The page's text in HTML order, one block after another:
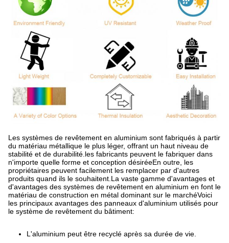
Les systèmes de revêtement en aluminium sont fabriqués à partir
du matériau métallique le plus léger, offrant un haut niveau de
stabilité et de durabilité.les fabricants peuvent le fabriquer dans
n'importe quelle forme et conception désiréeEn outre, les
propriétaires peuvent facilement les remplacer par d'autres
produits quand ils le souhaitent.La vaste gamme d'avantages et
d'avantages des systèmes de revêtement en aluminium en font le
matériau de construction en métal dominant sur le marchéVoici
les principaux avantages des panneaux d'aluminium utilisés pour
le système de revêtement du bâtiment:
L'aluminium peut être recyclé après sa durée de vie.